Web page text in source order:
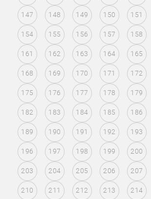
147 148 149 150 151
154 155 156 157 158
161 162 163 164 165
168 169 170 171 172
175 176 177 178 179
182 183 184 185 186
189 190 191 192 193
196 197 198 199 200
203 204 205 206 207
210 211 212 213 214